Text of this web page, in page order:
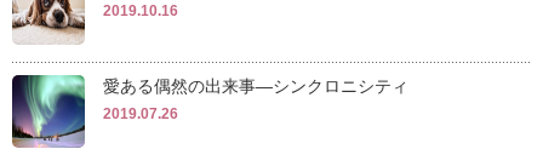
2019.10.16
愛ある偶然の出来事―シンクロニシティ
2019.07.26